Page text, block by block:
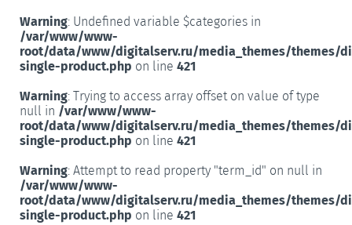
Warning: Undefined variable $categories in
/var/www/www-
root/data/www/digitalserv.ru/media_themes/themes/
single-product.php on line 421
Warning: Trying to access array offset on value of type
null in /var/www/www-
root/data/www/digitalserv.ru/media_themes/themes/
single-product.php on line 421
Warning: Attempt to read property "term_id" on null in
/var/www/www-
root/data/www/digitalserv.ru/media_themes/themes/
single-product.php on line 421